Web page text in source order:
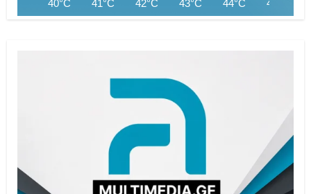
40°C 41°C 42°C 43°C 44°C 44°C